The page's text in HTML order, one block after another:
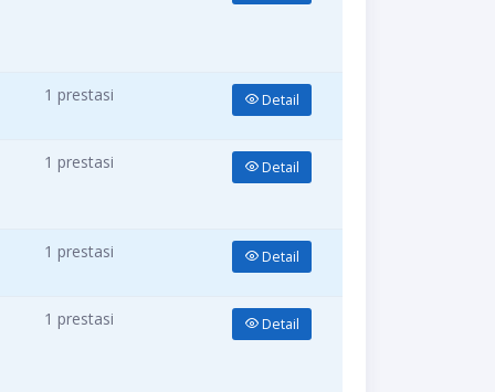
1 prestasi Detail
1 prestasi Detail
1 prestasi Detail
1 prestasi Detail